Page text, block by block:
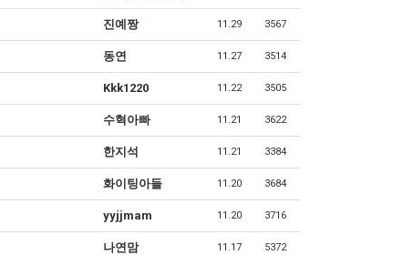
진예짱 11.29 3567
동연 11.27 3514
Kkk1220 11.22 3505
수혁아빠 11.21 3622
한지석 11.21 3384
화이팅아들 11.20 3684
yyjjmam 11.20 3716
나연맘 11.17 5372